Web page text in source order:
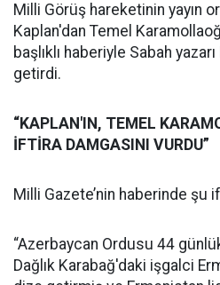
Milli Görüş hareketinin yayın
Kaplan'dan Temel
başlıklı haberiyle Sabah
getirdi.
“KAPLAN'IN, TEMEL
İFTİRA DAMGASINI VURDU”
Milli Gazete’nin haberinde şu
“Azerbaycan Ordusu 44
Dağlık Karabağ'daki işgalci